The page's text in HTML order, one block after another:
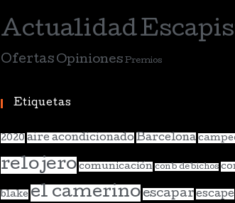
Actualidad
Ofertas Opiniones Premios
Etiquetas
2020 aire acondicionado Barcelona
relojero comunicación con b de bichos
blake el camerino escapar escape